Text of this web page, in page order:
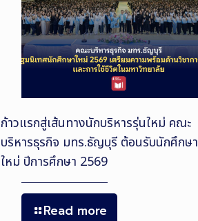
ก้าวแรกสู่เส้นทางนักบริหารรุ่นใหม่ คณะ
บริหารธุรกิจ มทร.ธัญบุรี ต้อนรับนักศึกษา
ใหม่ ปีการศึกษา 2569
Read more